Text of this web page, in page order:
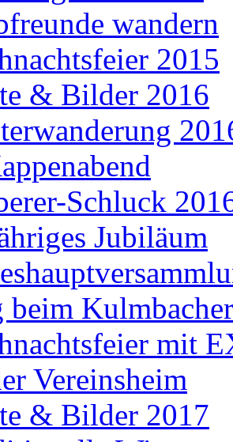
wandern
2015
& Bilder 2016
Schluck
Jubiläum
beim
mit
Vereinsheim
& Bilder 2017